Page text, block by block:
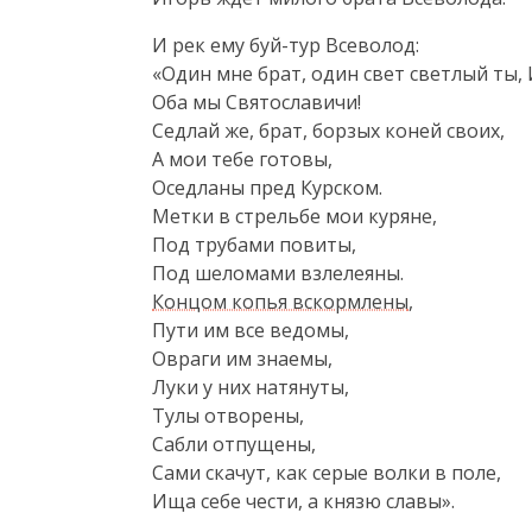
И рек ему буй-тур Всеволод:
«Один мне брат, один свет светлый ты,
Оба мы Святославичи!
Седлай же, брат, борзых коней своих,
А мои тебе готовы,
Оседланы пред Курском.
Метки в стрельбе мои куряне,
Под трубами повиты,
Концом копья вскормлены,
Пути им все ведомы,
Овраги им знаемы,
Луки у них натянуты,
Тулы отворены,
Сабли отпущены,
Сами скачут, как серые волки в поле,
Ища себе чести, а князю славы».